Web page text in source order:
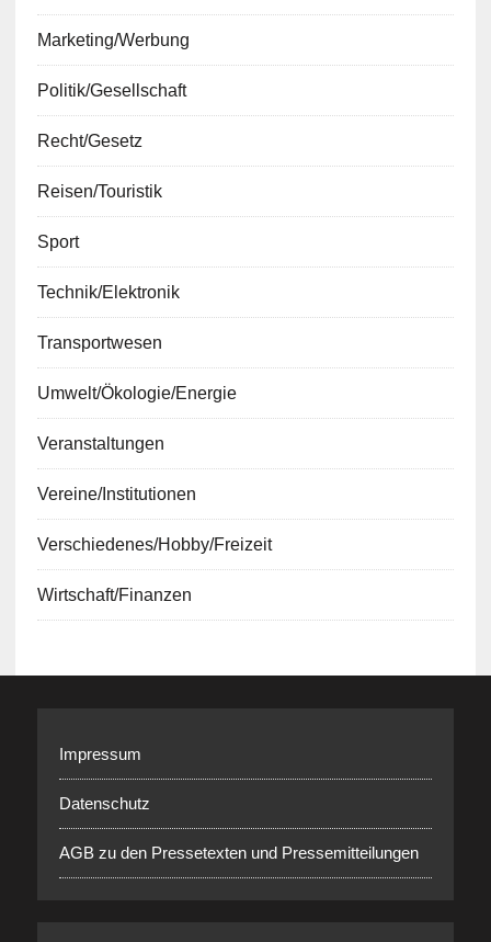
Marketing/Werbung
Politik/Gesellschaft
Recht/Gesetz
Reisen/Touristik
Sport
Technik/Elektronik
Transportwesen
Umwelt/Ökologie/Energie
Veranstaltungen
Vereine/Institutionen
Verschiedenes/Hobby/Freizeit
Wirtschaft/Finanzen
Impressum
Datenschutz
AGB zu den Pressetexten und Pressemitteilungen